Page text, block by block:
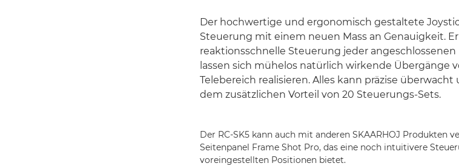
Der hochwertige und ergonomisch gestaltete
Steuerung mit einem neuen Mass an Genauigkeit.
reaktionsschnelle Steuerung jeder
lassen sich mühelos natürlich wirkende Übergänge
Telebereich realisieren. Alles kann präzise
dem zusätzlichen Vorteil von 20 Steuerungs-Sets.
Der RC-SK5 kann auch mit anderen SKAARHOJ Produkten
Seitenpanel Frame Shot Pro, das eine noch intuitivere
voreingestellten Positionen bietet.